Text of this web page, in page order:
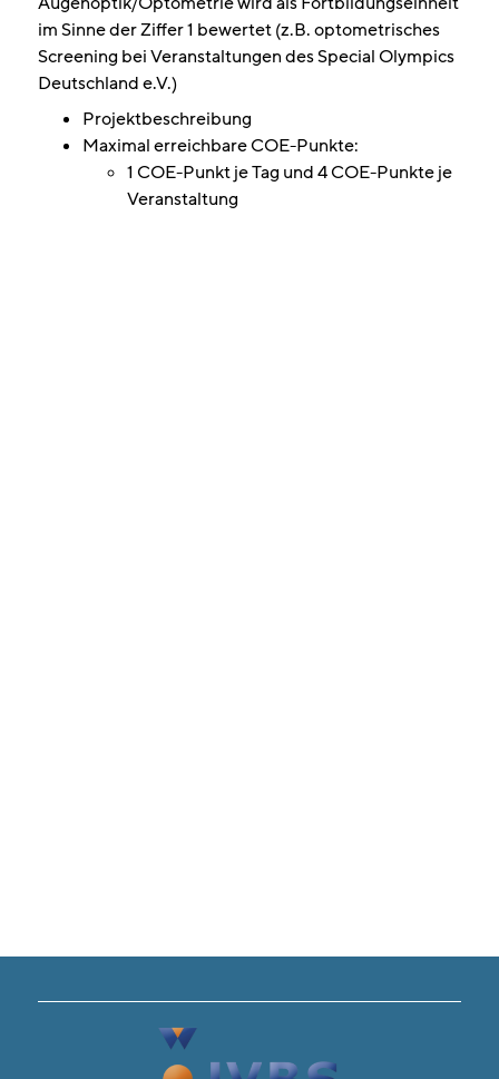
im Sinne der Ziffer 1 bewertet (z.B. optometrisches
Screening bei Veranstaltungen des Special Olympics
Deutschland e.V.)
Projektbeschreibung
Maximal erreichbare COE-Punkte:
1 COE-Punkt je Tag und 4 COE-Punkte je
Veranstaltung